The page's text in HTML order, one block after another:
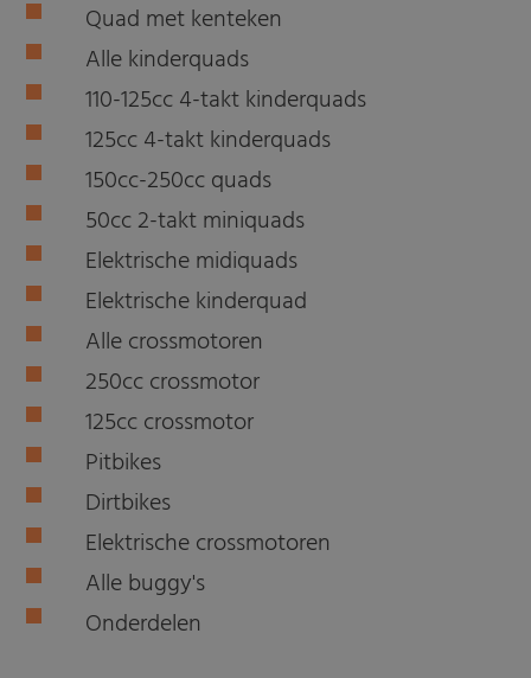
Quad met kenteken
Alle kinderquads
110-125cc 4-takt kinderquads
125cc 4-takt kinderquads
150cc-250cc quads
50cc 2-takt miniquads
Elektrische midiquads
Elektrische kinderquad
Alle crossmotoren
250cc crossmotor
125cc crossmotor
Pitbikes
Dirtbikes
Elektrische crossmotoren
Alle buggy's
Onderdelen